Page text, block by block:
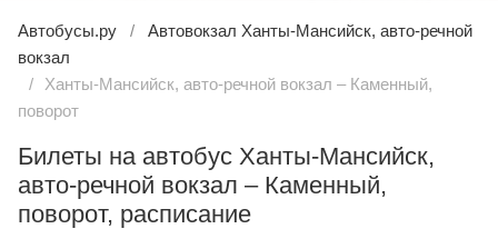
Автобусы.ру
Автовокзал Ханты-Мансийск, авто-речной
вокзал
Ханты-Мансийск, авто-речной вокзал – Каменный,
поворот
Билеты на автобус Ханты-Мансийск,
авто-речной вокзал – Каменный,
поворот, расписание